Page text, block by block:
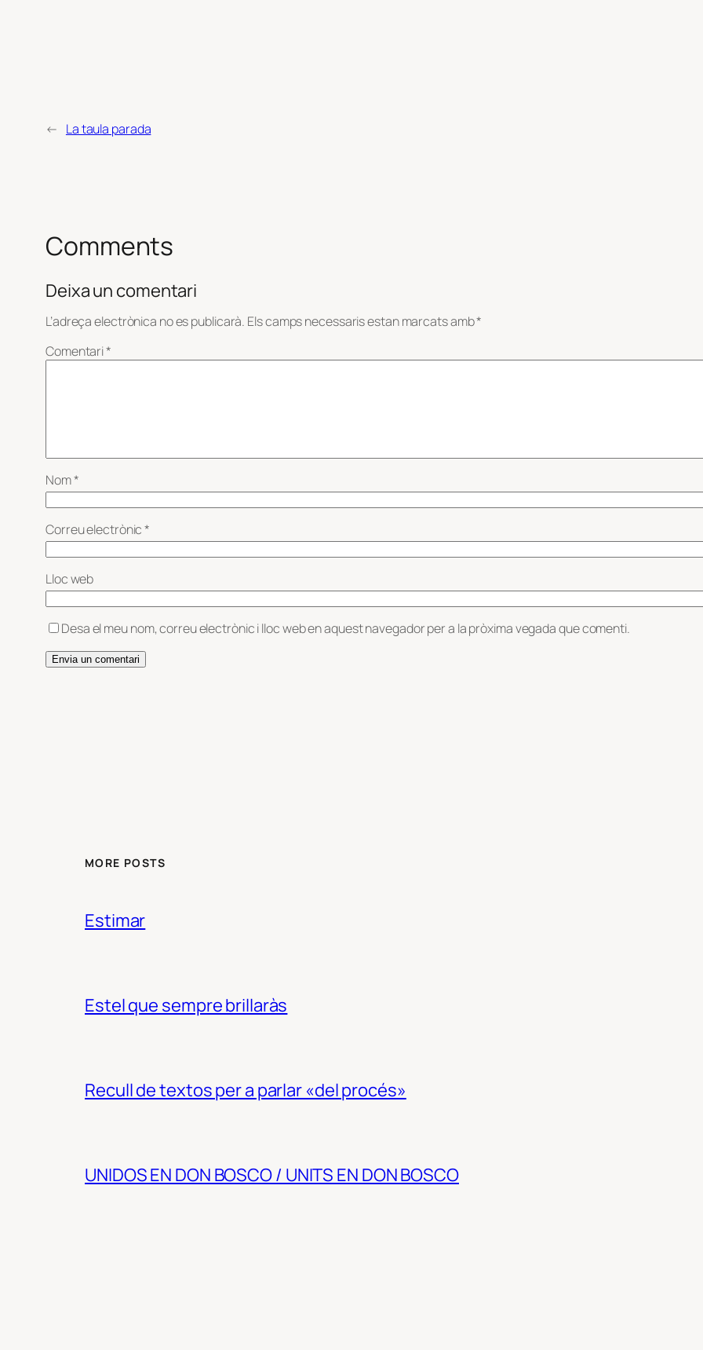
← La taula parada
Comments
Deixa un comentari
L’adreça electrònica no es publicarà. Els camps necessaris estan marcats amb*
Comentari*
Nom*
Correu electrònic*
Lloc web
Desa el meu nom, correu electrònic i lloc web en aquest navegador per a la pròxima vegada que comenti.
MORE POSTS
Estimar
Estel que sempre brillaràs
Recull de textos per a parlar «del procés»
UNIDOS EN DON BOSCO / UNITS EN DON BOSCO